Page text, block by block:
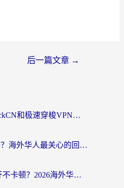
后一篇文章 →
海外党必看：ChickCN和极速穿梭VPN好用吗？3招教你选对回国加速器无缝刷国内资源
斧牛和light哪个好？海外华人最关心的回国加速器选择难题，一篇讲透
在国外怎么用虎牙不卡顿？2026海外华人亲测有效的回国加速器选择指南